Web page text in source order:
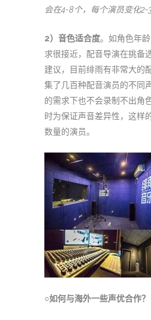
会在4-8个，每个演员变化2-
2）音色适合度。如角色年
求很接近，配音导演在挑备
建议，目前绯雨有非常大的
集了几百种配音演员的不同
的需求下也不会录制不出角
时为保证声音差异性，这样
数量的演员。
○如何与海外一些声优合作？